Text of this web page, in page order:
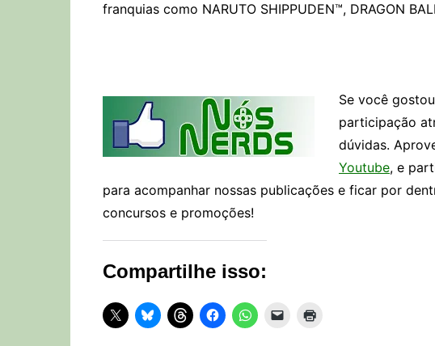
franquias como NARUTO SHIPPUDEN™, DRAGON
Se você
participação
dúvidas.
Youtube, e
para acompanhar nossas publicações e ficar por
concursos e promoções!
Compartilhe isso: